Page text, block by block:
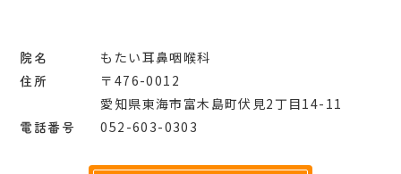
院名
もたい耳鼻咽喉科
住所
〒476-0012
愛知県東海市富木島町伏見2丁目14-11
電話番号
052-603-0303